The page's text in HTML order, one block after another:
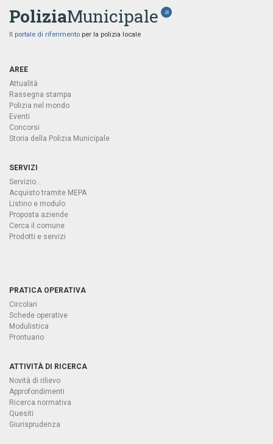
PoliziaMunicipale .it
Il portale di riferimento per la polizia locale
AREE
Attualità
Rassegna stampa
Polizia nel mondo
Eventi
Concorsi
Storia della Polizia Municipale
SERVIZI
Servizio...
Acquisto tramite MEPA
Listino e modulo
Proposta aziende
Cerca il comune
Prodotti e servizi
PRATICA OPERATIVA
Circolari
Schede operative
Modulistica
Prontuario
ATTIVITÀ DI RICERCA
Novità di rilievo
Approfondimenti
Ricerca normativa
Quesiti
Giurisprudenza